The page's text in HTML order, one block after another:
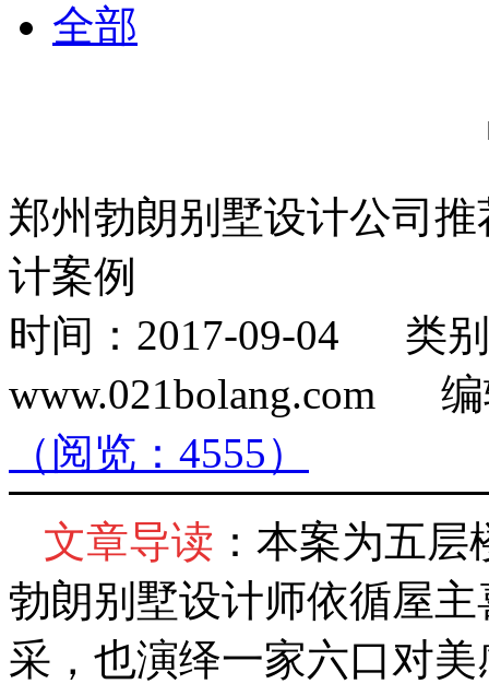
全部
郑州勃朗别墅设计公司
计案例
时间：2017-09-04 类
www.021bolang.com
（阅览：4555）
文章导读 ：本案为五
勃朗别墅设计师依循屋
采，也演绎一家六口对